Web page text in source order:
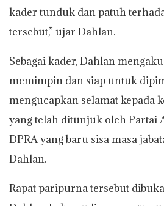
kader tunduk dan patuh
tersebut,” ujar Dahlan.
Sebagai kader, Dahlan
memimpin dan siap untuk
mengucapkan selamat kepada
yang telah ditunjuk oleh Partai
DPRA yang baru sisa masa
Dahlan.
Rapat paripurna tersebut